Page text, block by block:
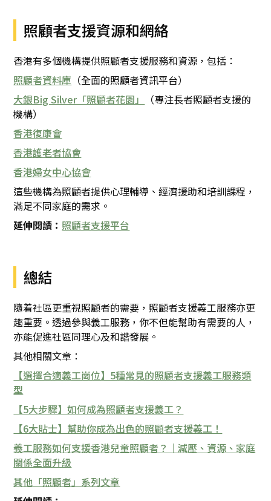
照顧者支援資源和網絡
香港有多個機構提供照顧者支援服務和資源，包括：
照顧者資料庫 （全面的照顧者資訊平台）
大銀Big Silver「照顧者花園」
（專注長者照顧者支援的
機構）
香港復康會
香港護老者協會
香港婦女中心協會
這些機構為照顧者提供心理輔導、經濟援助和培訓課程，
滿足不同家庭的需求。
延伸閱讀： 照顧者支援平台
總結
隨着社區更重視照顧者的需要，照顧者支援義工服務亦更
趨重要。透過參與義工服務，你不但能幫助有需要的人，
亦能促進社區同理心及和諧發展。
其他相關文章：
【選擇合適義工崗位】5種常見的照顧者支援義工服務類
型
【5大步驟】如何成為照顧者支援義工？
【6大貼士】幫助你成為出色的照顧者支援義工！
義工服務如何支援香港兒童照顧者？｜減壓、資源、家庭
關係全面升級
其他「照顧者」系列文章